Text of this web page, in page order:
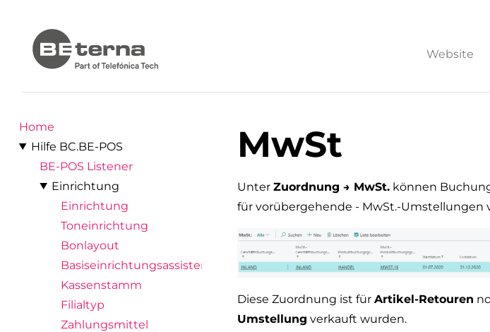
Website
Home
Hilfe BC.BE-POS
BE-POS Listener
Einrichtung
Einrichtung
Toneinrichtung
Bonlayout
Basiseinrichtungsassistent
Kassenstamm
Filialtyp
Zahlungsmittel
MwSt
Unter Zuordnung → MwSt. können
für vorübergehende - MwSt.-Umstellungen
Diese Zuordnung ist für Artikel-Retouren
Umstellung verkauft wurden.